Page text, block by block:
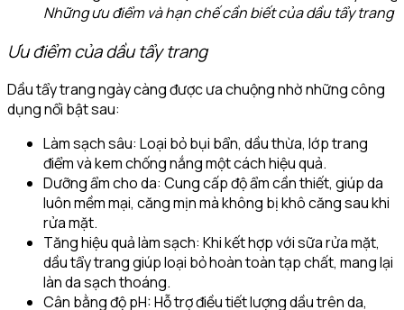
Những ưu điểm và hạn chế cần biết của dầu tẩy trang
Ưu điểm của dầu tẩy trang
Dầu tẩy trang ngày càng được ưa chuộng nhờ những công
dụng nổi bật sau:
Làm sạch sâu: Loại bỏ bụi bẩn, dầu thừa, lớp trang
điểm và kem chống nắng một cách hiệu quả.
Dưỡng ẩm cho da: Cung cấp độ ẩm cần thiết, giúp da
luôn mềm mại, căng mịn mà không bị khô căng sau khi
rửa mặt.
Tăng hiệu quả làm sạch: Khi kết hợp với sữa rửa mặt,
dầu tẩy trang giúp loại bỏ hoàn toàn tạp chất, mang lại
làn da sạch thoáng.
Cân bằng độ pH: Hỗ trợ điều tiết lượng dầu trên da,